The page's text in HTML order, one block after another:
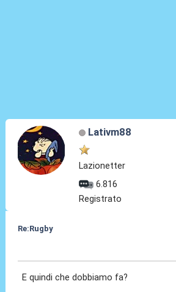
Lativm88
Lazionetter
6.816
Registrato
Re:Rugby
E quindi che dobbiamo fa?